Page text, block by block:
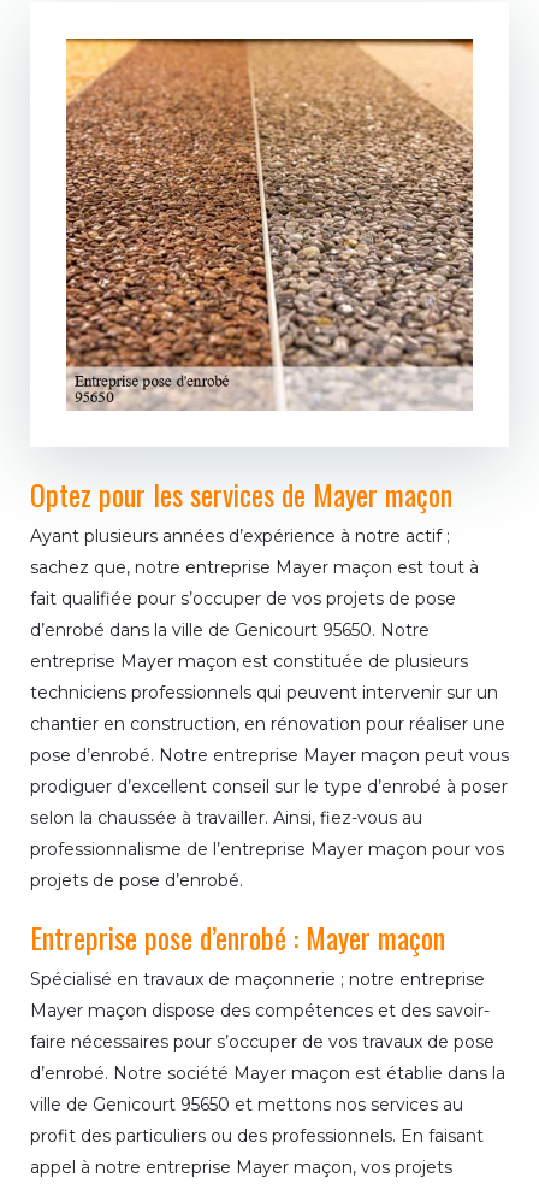
Optez pour les services de Mayer maçon
Ayant plusieurs années d’expérience à notre actif ;
sachez que, notre entreprise Mayer maçon est tout à
fait qualifiée pour s’occuper de vos projets de pose
d’enrobé dans la ville de Genicourt 95650. Notre
entreprise Mayer maçon est constituée de plusieurs
techniciens professionnels qui peuvent intervenir sur un
chantier en construction, en rénovation pour réaliser une
pose d’enrobé. Notre entreprise Mayer maçon peut vous
prodiguer d’excellent conseil sur le type d’enrobé à poser
selon la chaussée à travailler. Ainsi, fiez-vous au
professionnalisme de l’entreprise Mayer maçon pour vos
projets de pose d’enrobé.
Entreprise pose d’enrobé : Mayer maçon
Spécialisé en travaux de maçonnerie ; notre entreprise
Mayer maçon dispose des compétences et des savoir-
faire nécessaires pour s’occuper de vos travaux de pose
d’enrobé. Notre société Mayer maçon est établie dans la
ville de Genicourt 95650 et mettons nos services au
profit des particuliers ou des professionnels. En faisant
appel à notre entreprise Mayer maçon, vos projets